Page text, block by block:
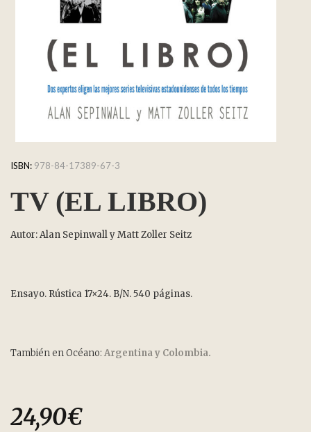
ISBN: 978-84-17389-67-3
TV (EL LIBRO)
Autor: Alan Sepinwall y Matt Zoller Seitz
Ensayo. Rústica 17×24. B/N. 540 páginas.
También en Océano: Argentina y Colombia.
24,90€